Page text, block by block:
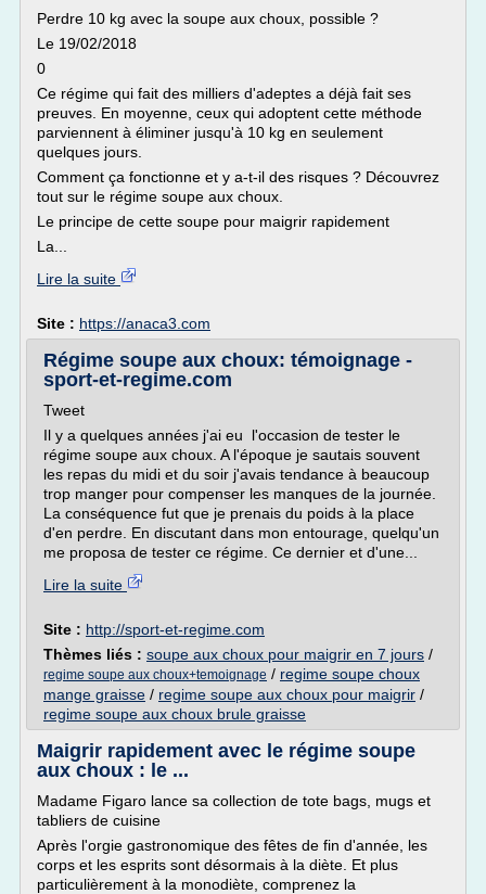
Perdre 10 kg avec la soupe aux choux, possible ?
Le 19/02/2018
0
Ce régime qui fait des milliers d'adeptes a déjà fait ses
preuves. En moyenne, ceux qui adoptent cette méthode
parviennent à éliminer jusqu'à 10 kg en seulement
quelques jours.
Comment ça fonctionne et y a-t-il des risques ? Découvrez
tout sur le régime soupe aux choux.
Le principe de cette soupe pour maigrir rapidement
La...
Lire la suite
Site : https://anaca3.com
Régime soupe aux choux: témoignage -
sport-et-regime.com
Tweet
Il y a quelques années j'ai eu l'occasion de tester le
régime soupe aux choux. A l'époque je sautais souvent
les repas du midi et du soir j'avais tendance à beaucoup
trop manger pour compenser les manques de la journée.
La conséquence fut que je prenais du poids à la place
d'en perdre. En discutant dans mon entourage, quelqu'un
me proposa de tester ce régime. Ce dernier et d'une...
Lire la suite
Site : http://sport-et-regime.com
Thèmes liés : soupe aux choux pour maigrir en 7 jours /
regime soupe aux choux+temoignage / regime soupe choux
mange graisse / regime soupe aux choux pour maigrir /
regime soupe aux choux brule graisse
Maigrir rapidement avec le régime soupe
aux choux : le ...
Madame Figaro lance sa collection de tote bags, mugs et
tabliers de cuisine
Après l'orgie gastronomique des fêtes de fin d'année, les
corps et les esprits sont désormais à la diète. Et plus
particulièrement à la monodiète, comprenez la